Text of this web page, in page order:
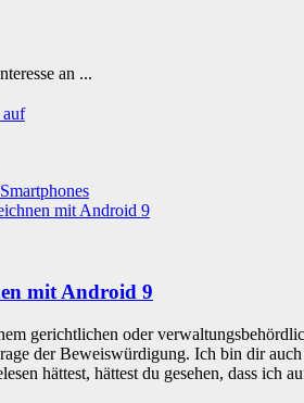
an ...
auf
mit Android 9
mit Android 9
gerichtlichen oder
der Beweiswürdigung. Ich bin dir
hättest, hättest du gesehen, dass ich